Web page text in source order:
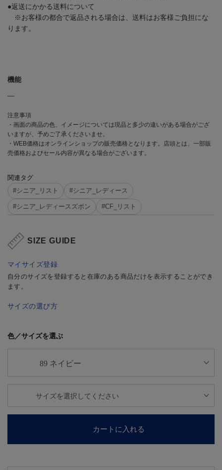
●返送にかかる送料について
※お客様の都合で返品される場合は、送料はお客様ご負担にな
ります。
機能
―
注意事項
・画面の商品の色、イメージについては現品と多少の違いがある場合がござ
いますが、予めご了承くださいませ。
・WEB価格はオンラインショップの販売価格となります。店頭とは、一部販
売価格およびセール内容が異なる場合がございます。
関連タグ
#シニア_リスト
#シニア_レディース
#シニア_レディースズボン #CF_リスト
SIZE GUIDE
マイサイズ登録
自分のサイズを登録すると在庫のある商品だけを表示することができ
ます。
サイズの選び方
色／サイズを選ぶ
カートに入れる